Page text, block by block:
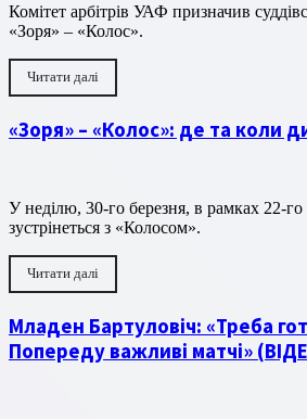
Комітет арбітрів УАФ призначив суддівську бригаду на матч
«Зоря» – «Колос».
Читати далі
«Зоря» – «Колос»: де та коли
У неділю, 30-го березня, в рамках 22-го туру УПЛ «Зоря»
зустрінеться з «Колосом».
Читати далі
Младен Бартуловіч: «Треба
Попереду важливі матчі»